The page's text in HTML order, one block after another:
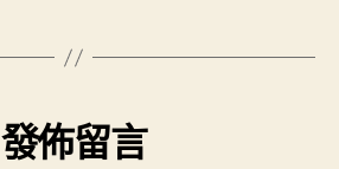
明
發佈留言